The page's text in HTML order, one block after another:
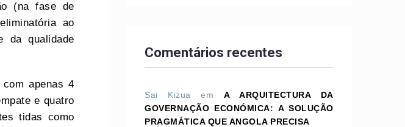
(na fase de
ao
da qualidade
apenas 4
e quatro
tidas como
Comentários recentes
Sai Kizua emA ARQUITECTURA DA
GOVERNAÇÃO ECONÓMICA: A SOLUÇÃO
PRAGMÁTICA QUE ANGOLA PRECISA